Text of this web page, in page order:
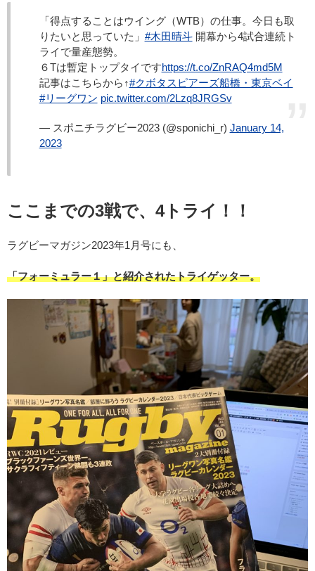
「得点することはウイング（WTB）の仕事。今日も取
りたいと思っていた」 #木田晴斗開幕から4試合連続ト
ライで量産態勢。
６Tは暫定トップタイですhttps://t.co/ZnRAQ4md5M
記事はこちらから↑#クボタスピアーズ船橋・東京ベイ
#リーグワン pic.twitter.com/2Lzq8JRGSv
— スポニチラグビー2023 (@sponichi_r) January 14,
2023
ここまでの3戦で、4トライ！！
ラグビーマガジン2023年1月号にも、
「フォーミュラー１」と紹介されたトライゲッター。